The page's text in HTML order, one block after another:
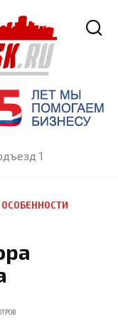
1
ОСОБЕННОСТИ